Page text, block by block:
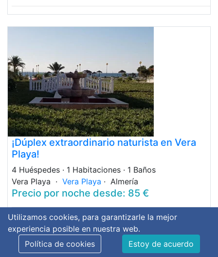
¡Dúplex extraordinario naturista en Vera
Playa!
4 Huéspedes · 1 Habitaciones · 1 Baños
Vera Playa · Vera Playa · Almería
Precio por noche desde: 85 €
Utilizamos cookies, para garantizarle la mejor
experiencia posible en nuestra web.
Política de cookies
Estoy de acuerdo